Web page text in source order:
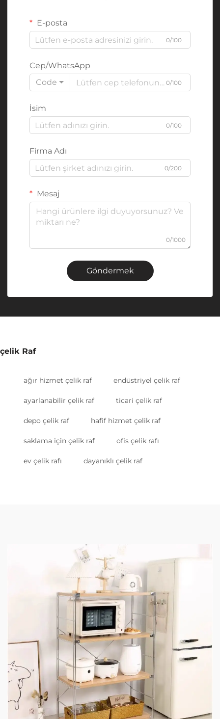
E-posta
0/100
Cep/WhatsApp
Code
0/100
İsim
0/100
Firma Adı
0/200
Mesaj
0/1000
Göndermek
çelik Raf
ağır hizmet çelik raf endüstriyel çelik raf
ayarlanabilir çelik raf ticari çelik raf
depo çelik raf hafif hizmet çelik raf
saklama için çelik raf ofis çelik rafı
ev çelik rafı dayanıklı çelik raf